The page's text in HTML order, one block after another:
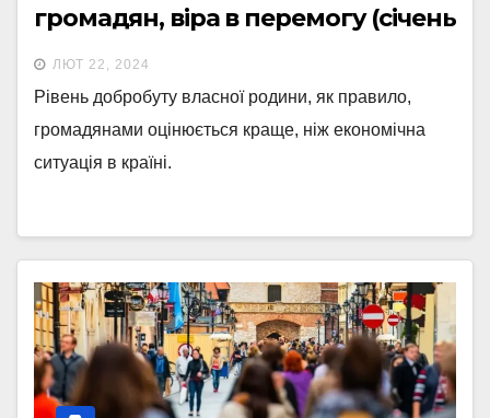
громадян, віра в перемогу (січень
2024р.)
ЛЮТ 22, 2024
Рівень добробуту власної родини, як правило,
громадянами оцінюється краще, ніж економічна
ситуація в країні.